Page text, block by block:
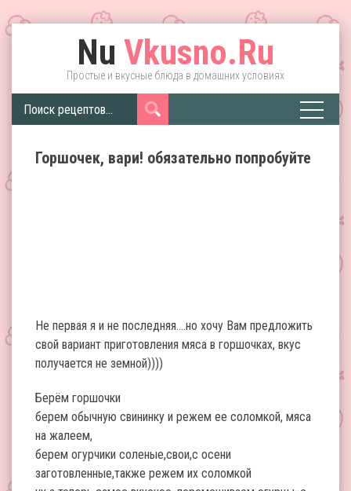
Nu Vkusno.Ru
Простые и вкусные блюда в домашних условиях
Горшочек, вари! обязательно попробуйте
Не первая я и не последняя….но хочу Вам предложить
свой вариант приготовления мяса в горшочках, вкус
получается не земной))))
Берём горшочки
берем обычную свининку и режем ее соломкой, мяса
на жалеем,
берем огурчики соленые,свои,с осени
заготовленные,также режем их соломкой